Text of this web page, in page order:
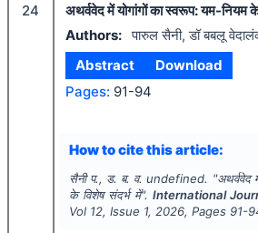
24
अथर्ववेद में योगांगों का स्वरूप: यम-नियम
Authors: पारुल सैनी, डॉ बबलू
Abstract
Download
Pages: 91-94
How to cite this article:
सैनी प., ड. ब. व. undefined. "अथर्ववेद
के विशेष संदर्भ में". International
Vol 12, Issue 1, 2026, Pages 91-